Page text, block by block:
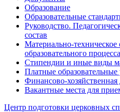
Образование
Образовательные
Руководство.
состав
Материально-
образовательного процесса
Стипендии и иные виды
Платные образовательные
Финансово-хозяйственная
Вакантные места для
Центр подготовки церковных